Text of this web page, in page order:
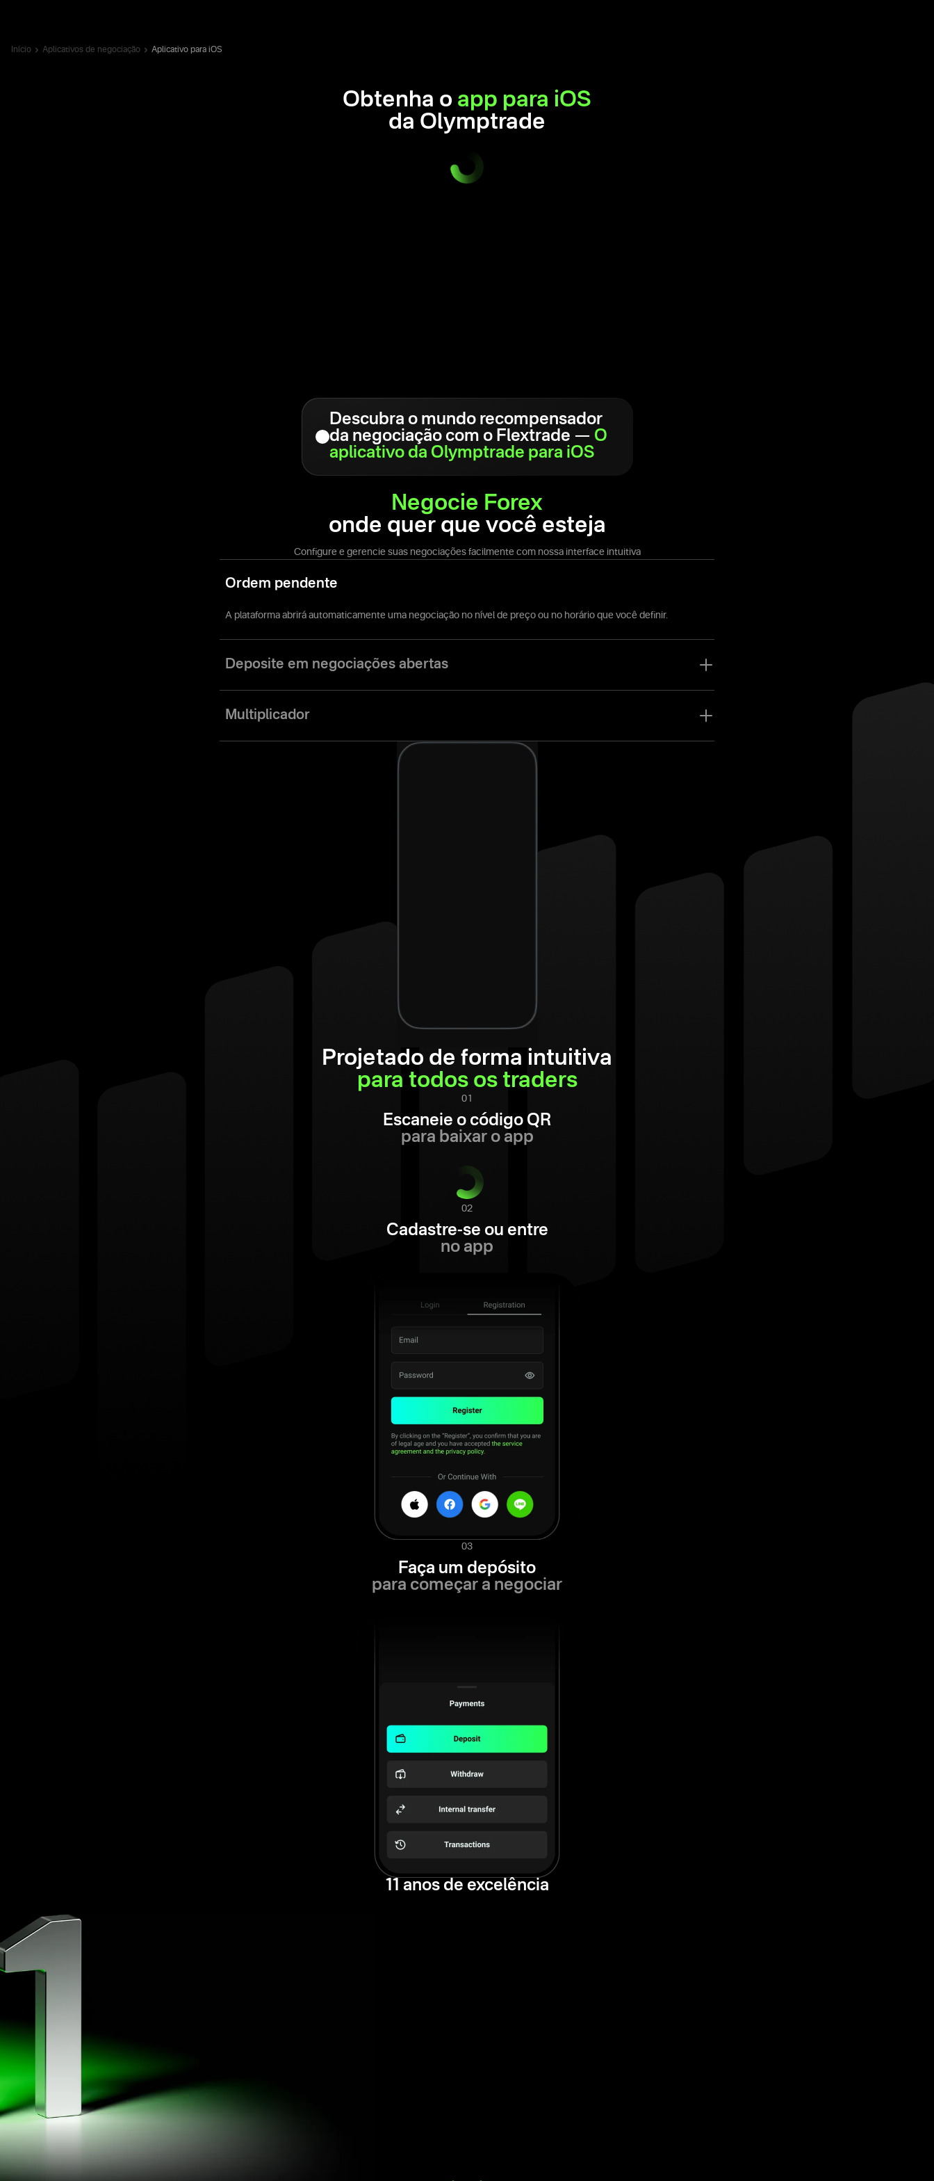
Início Aplicativos de negociação Aplicativo para iOS
Obtenha o app para iOS
da Olymptrade
Descubra o mundo recompensador
da negociação com o Flextrade — O
aplicativo da Olymptrade para iOS
Negocie Forex
onde quer que você esteja
Configure e gerencie suas negociações facilmente com nossa interface intuitiva
Ordem pendente
A plataforma abrirá automaticamente uma negociação no nível de preço ou no horário que você definir.
Deposite em negociações abertas
Multiplicador
Utilize nosso capital para acessar valores de negociação mais altos.
Projetado de forma intuitiva
para todos os traders
01
Escaneie o código QR
para baixar o app
02
Cadastre-se ou entre
no app
03
Faça um depósito
para começar a negociar
11 anos de excelência